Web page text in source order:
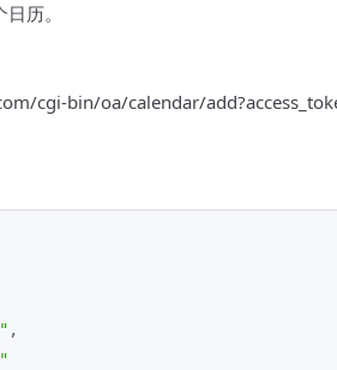
历。
cgi-bin/oa/calendar/
,